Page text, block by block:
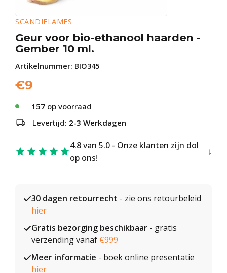
SCANDIFLAMES
Geur voor bio-ethanool haarden -
Gember 10 ml.
Artikelnummer: BIO345
€9
157 op voorraad
Levertijd: 2-3 Werkdagen
4.8 van 5.0 - Onze klanten zijn dol
op ons!
30 dagen retourrecht - zie ons retourbeleid
hier
Gratis bezorging beschikbaar - gratis
verzending vanaf €999
Meer informatie - boek online presentatie
hier